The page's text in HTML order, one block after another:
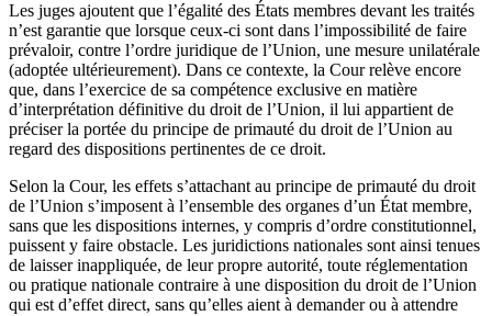
Les juges ajoutent que l’égalité des États membres devant les traités
n’est garantie que lorsque ceux-ci sont dans l’impossibilité de faire
prévaloir, contre l’ordre juridique de l’Union, une mesure unilatérale
(adoptée ultérieurement). Dans ce contexte, la Cour relève encore
que, dans l’exercice de sa compétence exclusive en matière
d’interprétation définitive du droit de l’Union, il lui appartient de
préciser la portée du principe de primauté du droit de l’Union au
regard des dispositions pertinentes de ce droit.
Selon la Cour, les effets s’attachant au principe de primauté du droit
de l’Union s’imposent à l’ensemble des organes d’un État membre,
sans que les dispositions internes, y compris d’ordre constitutionnel,
puissent y faire obstacle. Les juridictions nationales sont ainsi tenues
de laisser inappliquée, de leur propre autorité, toute réglementation
ou pratique nationale contraire à une disposition du droit de l’Union
qui est d’effet direct, sans qu’elles aient à demander ou à attendre